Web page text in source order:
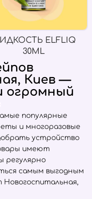
ELFLIQ
30ML
Киев —
огромный
популярные
и многоразовые
устройство
имеют
регулярно
самым выгодным